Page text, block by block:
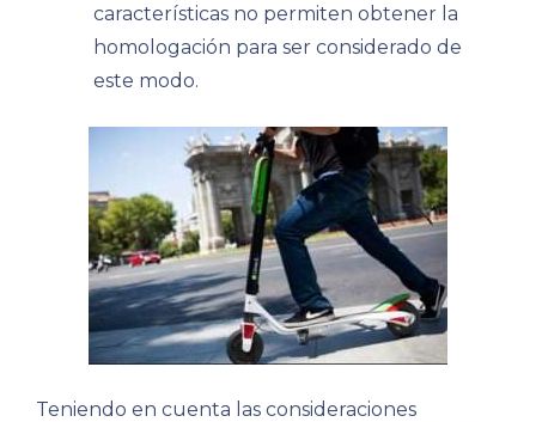
características no permiten obtener la
homologación para ser considerado de
este modo.
Teniendo en cuenta las consideraciones